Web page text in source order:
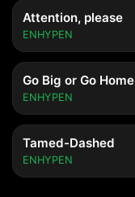
Attention, please
ENHYPEN
Go Big or Go Home
ENHYPEN
Tamed-Dashed
ENHYPEN